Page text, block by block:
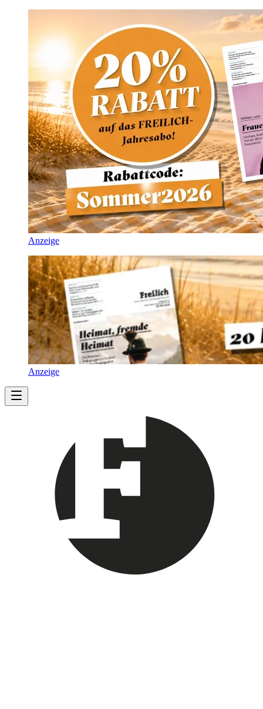
Anzeige
Anzeige